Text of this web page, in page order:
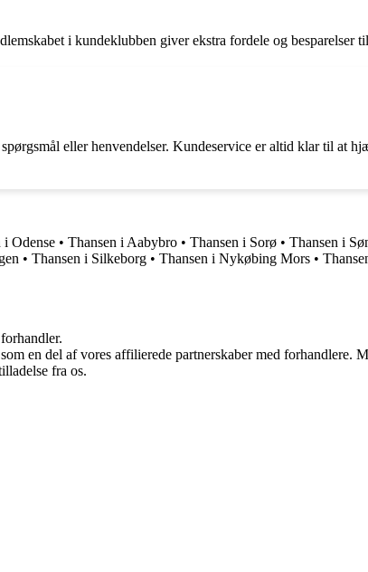
i kundeklubben giver ekstra fordele og besparelser
eller henvendelser. Kundeservice er altid klar til at
i Odense • Thansen i Aabybro • Thansen i Sorø • Thansen i
• Thansen i Silkeborg • Thansen i Nykøbing Mors •
en del af vores affilierede partnerskaber med forhandlere.
fra os.